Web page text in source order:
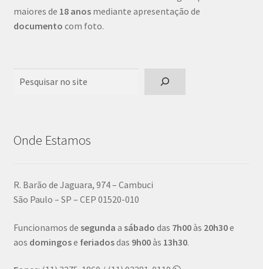
maiores de 18 anosmediante apresentação de
documento com foto.
Onde Estamos
R. Barão de Jaguara, 974 – Cambuci
São Paulo – SP – CEP 01520-010
Funcionamos de segunda a sábado das 7h00às 20h30e
aos domingose feriadosdas 9h00às 13h30.